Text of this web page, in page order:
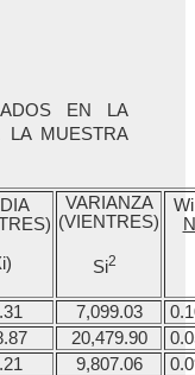
EN LA
LA MUESTRA
VARIANZA
(VIENTRES)
Si2
7,099.03
20,479.90
9,807.06